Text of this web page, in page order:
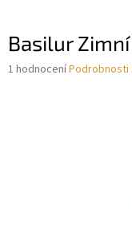
Basilur
Průměrné
1 hodnoceníPodrobnosti